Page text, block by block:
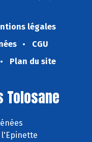
légales
CGU
Plan du site
Tolosane
l'Epinette